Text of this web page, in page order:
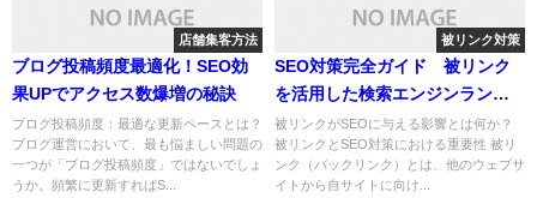
店舗集客方法
ブログ投稿頻度最適化！SEO効
果UPでアクセス数爆増の秘訣
ブログ投稿頻度：最適な更新ペースとは？
ブログ運営において、最も悩ましい問題の
一つが「ブログ投稿頻度」ではないでしょ
うか。頻繁に更新すればS...
被リンク対策
SEO対策完全ガイド 被リンク
を活用した検索エンジンランキ
ング向上戦略
被リンクがSEOに与える影響とは何か？
被リンクとSEO対策における重要性 被リ
ンク（バックリンク）とは、他のウェブサ
イトから自サイトに向け...